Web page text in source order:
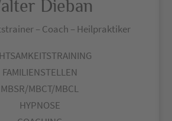
Dieban
– Coach – Heilpraktiker
FAMILIENSTELLEN
MBSR/MBCT/MBCL
HYPNOSE